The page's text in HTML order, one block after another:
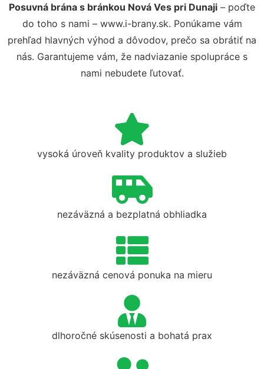
Posuvná brána s bránkou Nová Ves pri Dunaji – poďte
do toho s nami – www.i-brany.sk. Ponúkame vám
prehľad hlavných výhod a dôvodov, prečo sa obrátiť na
nás. Garantujeme vám, že nadviazanie spolupráce s
nami nebudete ľutovať.
vysoká úroveň kvality produktov a služieb
nezáväzná a bezplatná obhliadka
nezáväzná cenová ponuka na mieru
dlhoročné skúsenosti a bohatá prax